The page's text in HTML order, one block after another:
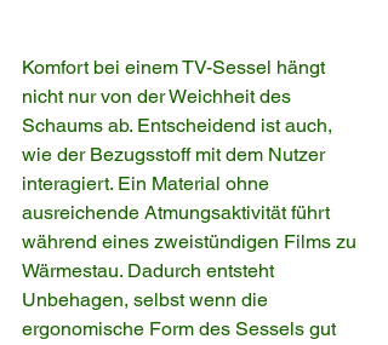
Komfort bei einem TV-Sessel hängt
nicht nur von der Weichheit des
Schaums ab. Entscheidend ist auch,
wie der Bezugsstoff mit dem Nutzer
interagiert. Ein Material ohne
ausreichende Atmungsaktivität führt
während eines zweistündigen Films zu
Wärmestau. Dadurch entsteht
Unbehagen, selbst wenn die
ergonomische Form des Sessels gut